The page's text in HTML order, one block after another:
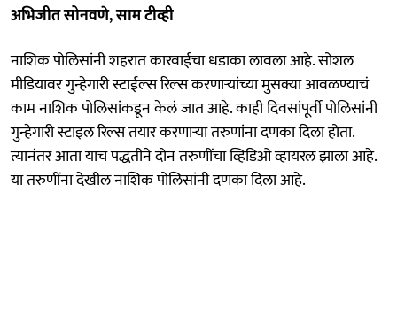
अभिजीत सोनवणे, साम टीव्ही
नाशिक पोलिसांनी शहरात कारवाईचा धडाका लावला आहे. सोशल
मीडियावर गुन्हेगारी स्टाईल्स रिल्स करणाऱ्यांच्या मुसक्या आवळण्याचं
काम नाशिक पोलि‍सांकडून केलं जात आहे. काही दिवसांपूर्वी पोलिसांनी
गुन्हेगारी स्टाइल रिल्स तयार करणाऱ्या तरुणांना दणका दिला होता.
त्यानंतर आता याच पद्धतीने दोन तरुणींचा व्हिडिओ व्हायरल झाला आहे.
या तरुणींना देखील नाशिक पोलिसांनी दणका दिला आहे.